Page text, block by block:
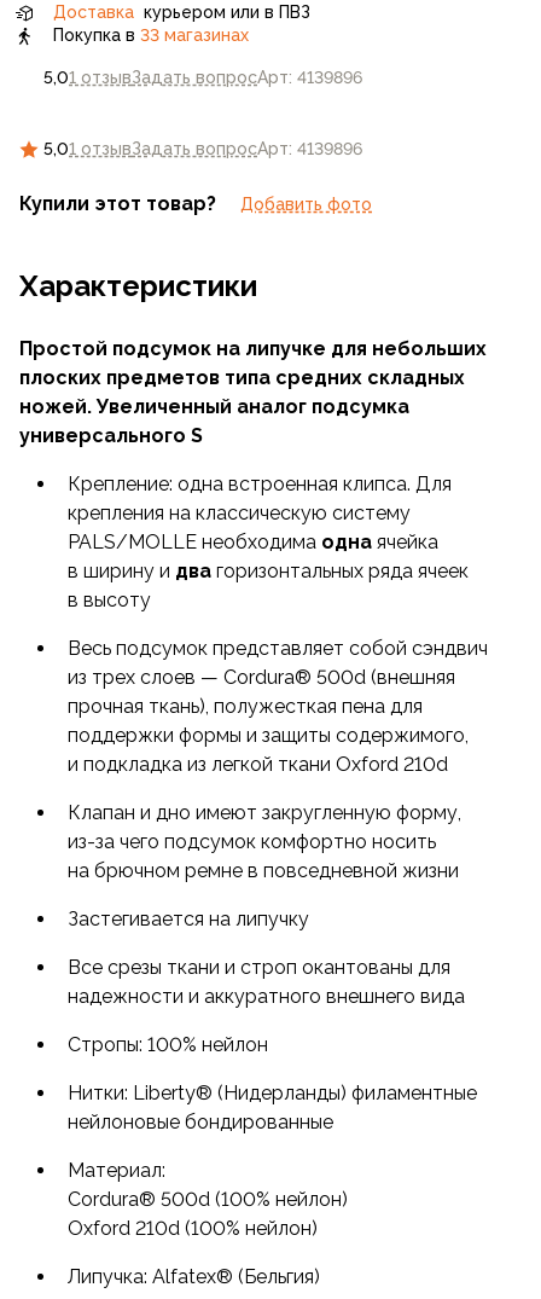
5,01 отзывЗадать вопросАрт: 4139896
5,01 отзывЗадать вопросАрт: 4139896
Доставка курьером или в ПВЗ
Покупка в 33 магазинах
Купили этот товар? Добавить фото
Характеристики
Простой подсумок на липучке для небольших
плоских предметов типа средних складных
ножей. Увеличенный аналог подсумка
универсального S
Крепление: одна встроенная клипса. Для
крепления на классическую систему
PALS/MOLLE необходима одна ячейка
в ширину и два горизонтальных ряда ячеек
в высоту
Весь подсумок представляет собой сэндвич
из трех слоев — Cordura® 500d (внешняя
прочная ткань), полужесткая пена для
поддержки формы и защиты содержимого,
и подкладка из легкой ткани Oxford 210d
Клапан и дно имеют закругленную форму,
из-за чего подсумок комфортно носить
на брючном ремне в повседневной жизни
Застегивается на липучку
Все срезы ткани и строп окантованы для
надежности и аккуратного внешнего вида
Стропы: 100% нейлон
Нитки: Liberty® (Нидерланды) филаментные
нейлоновые бондированные
Материал:
Cordura® 500d (100% нейлон)
Oxford 210d (100% нейлон)
Липучка: Alfatex® (Бельгия)